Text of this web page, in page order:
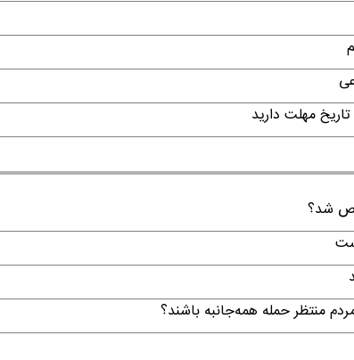
شد؟
منتظر حمله همه‌جانبه باشند؟